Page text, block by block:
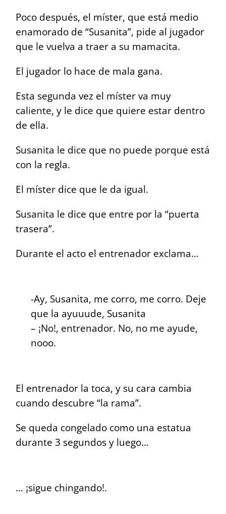
Poco después, el míster, que está medio
enamorado de “Susanita”, pide al jugador
que le vuelva a traer a su mamacita.
El jugador lo hace de mala gana.
Esta segunda vez el míster va muy
caliente, y le dice que quiere estar dentro
de ella.
Susanita le dice que no puede porque está
con la regla.
El míster dice que le da igual.
Susanita le dice que entre por la “puerta
trasera”.
Durante el acto el entrenador exclama…
-Ay, Susanita, me corro, me corro. Deje
que la ayuuude, Susanita
– ¡No!, entrenador. No, no me ayude,
nooo.
El entrenador la toca, y su cara cambia
cuando descubre “la rama”.
Se queda congelado como una estatua
durante 3 segundos y luego…
… ¡sigue chingando!.